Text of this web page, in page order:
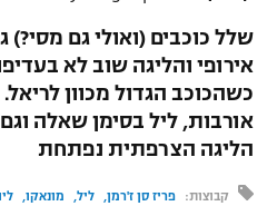
תוצאות
לוח שידורים
ברחבה
הפועל חיפה
הפועל באר שבע
מכבי נתניה
ליגה טורקית
ליגה סינית
ליגה ברזילאית
ליגות נוספות
שחייה
ג'ודו
אגרוף
שלל כוכבים (ואולי גם מסי?)
אירופי והליגה שוב לא
כשהכוכב הגדול מכוון
אורבות, ליל בסימן שאלה
הליגה הצרפתית נפתחת
קבוצות: פריז סן ז'רמן ליל מונאקו